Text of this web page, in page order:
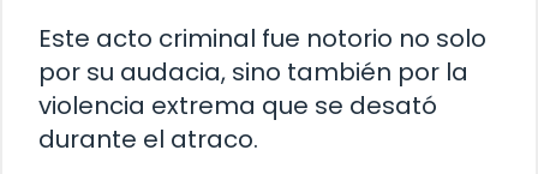
Este acto criminal fue notorio no solo
por su audacia, sino también por la
violencia extrema que se desató
durante el atraco.